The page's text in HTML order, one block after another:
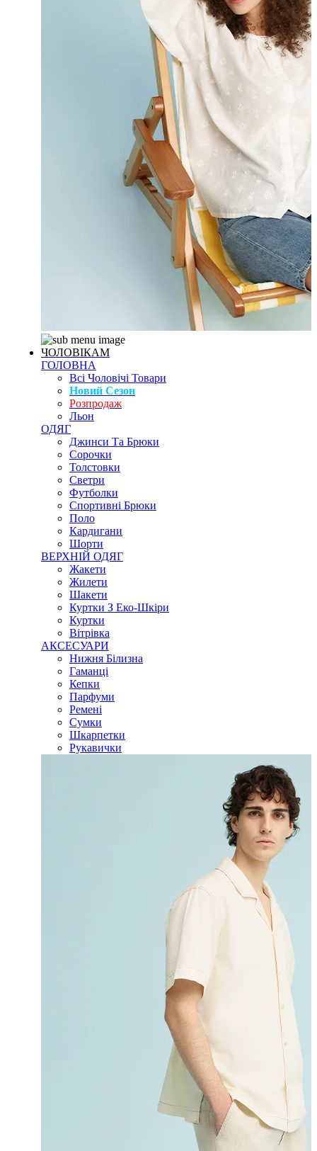
ЧОЛОВІКАМ
ГОЛОВНА
Всі Чоловічі Товари
Новий Сезон
Розпродаж
Льон
ОДЯГ
Джинси Та Брюки
Сорочки
Толстовки
Светри
Футболки
Спортивні Брюки
Поло
Кардигани
Шорти
ВЕРХНІЙ ОДЯГ
Жакети
Жилети
Шакети
Куртки З Еко-Шкіри
Куртки
Вітрівка
АКСЕСУАРИ
Нижня Білизна
Гаманці
Кепки
Парфуми
Ремені
Сумки
Шкарпетки
Рукавички